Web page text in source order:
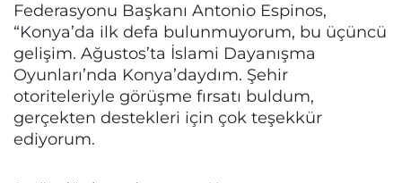
Federasyonu Başkanı Antonio Espinos,
“Konya’da ilk defa bulunmuyorum, bu üçüncü
gelişim. Ağustos’ta İslami Dayanışma
Oyunları’nda Konya’daydım. Şehir
otoriteleriyle görüşme fırsatı buldum,
gerçekten destekleri için çok teşekkür
ediyorum.